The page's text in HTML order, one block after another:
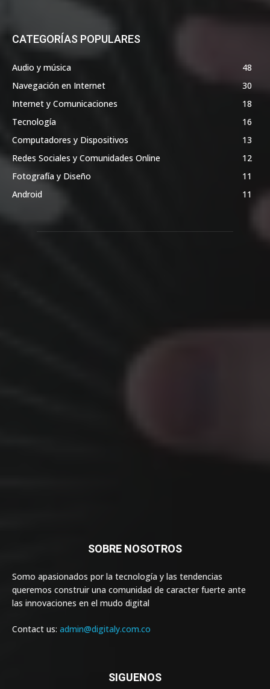
CATEGORÍAS POPULARES
Audio y música
48
Navegación en Internet
30
Internet y Comunicaciones
18
Tecnología
16
Computadores y Dispositivos
13
Redes Sociales y Comunidades Online
12
Fotografía y Diseño
11
Android
11
SOBRE NOSOTROS
Somo apasionados por la tecnología y las tendencias
queremos construir una comunidad de caracter fuerte ante
las innovaciones en el mudo digital
Contact us: admin@digitaly.com.co
SIGUENOS